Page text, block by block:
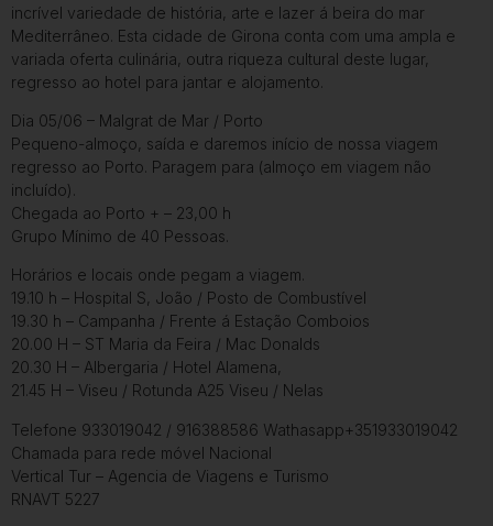
incrível variedade de história, arte e lazer á beira do mar
Mediterrâneo. Esta cidade de Girona conta com uma ampla e
variada oferta culinária, outra riqueza cultural deste lugar,
regresso ao hotel para jantar e alojamento.
Dia 05/06 – Malgrat de Mar / Porto
Pequeno-almoço, saída e daremos início de nossa viagem
regresso ao Porto. Paragem para (almoço em viagem não
incluído).
Chegada ao Porto + – 23,00 h
Grupo Mínimo de 40 Pessoas.
Horários e locais onde pegam a viagem.
19.10 h – Hospital S, João / Posto de Combustível
19.30 h – Campanha / Frente á Estação Comboios
20.00 H – ST Maria da Feira / Mac Donalds
20.30 H – Albergaria / Hotel Alamena,
21.45 H – Viseu / Rotunda A25 Viseu / Nelas
Telefone 933019042 / 916388586 Wathasapp+351933019042
Chamada para rede móvel Nacional
Vertical Tur – Agencia de Viagens e Turismo
RNAVT 5227